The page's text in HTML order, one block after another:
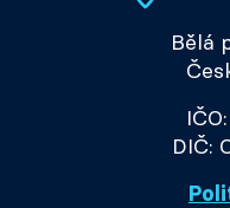
Bělá
DIČ: